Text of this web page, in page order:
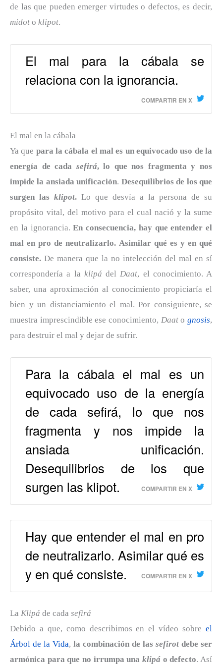
de las que pueden emerger virtudes o defectos, es decir,
midot o klipot.
El mal para la cábala se
relaciona con la ignorancia.
COMPARTIR EN X
El mal en la cábala
Ya que para la cábala el mal es un equivocado uso de la
energía de cada sefirá, lo que nos fragmenta y nos
impide la ansiada unificación. Desequilibrios de los que
surgen las klipot. Lo que desvía a la persona de su
propósito vital, del motivo para el cual nació y la sume
en la ignorancia.En consecuencia, hay que entender el
mal en pro de neutralizarlo. Asimilar qué es y en qué
consiste. De manera que la no intelección del mal en sí
correspondería a la klipá del Daat, el conocimiento. A
saber, una aproximación al conocimiento propiciaría el
bien y un distanciamiento el mal. Por consiguiente, se
muestra imprescindible ese conocimiento, Daatognosis,
para destruir el mal y dejar de sufrir.
Para la cábala el mal es un
equivocado uso de la energía
de cada sefirá, lo que nos
fragmenta y nos impide la
ansiada unificación.
Desequilibrios de los que
surgen las klipot.
COMPARTIR EN X
Hay que entender el mal en pro
de neutralizarlo. Asimilar qué es
y en qué consiste.
COMPARTIR EN X
La Klipá de cada sefirá
Debido a que, como describimos en el vídeo sobre el
Árbol de la Vida, la combinación de las sefirot debe ser
armónica para que no irrumpa una klipá o defecto. Así